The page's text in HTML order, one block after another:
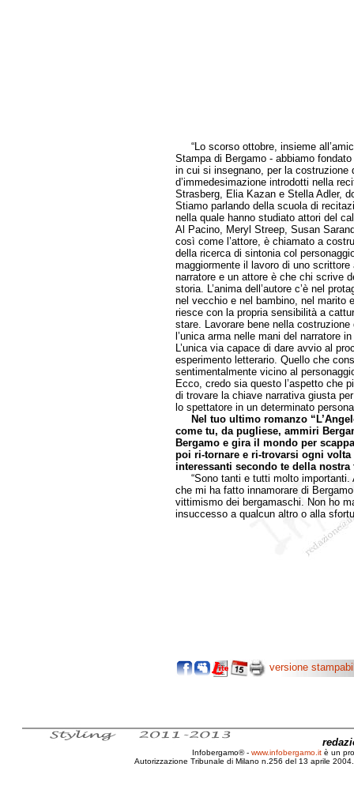
“Lo scorso ottobre, insieme
Stampa di Bergamo - abbiamo
in cui si insegnano, per la
d’immedesimazione introdotti nella
Strasberg, Elia Kazan e Stella Adler,
Stiamo parlando della scuola di
nella quale hanno studiato attori del
Al Pacino, Meryl Streep, Susan
così come l’attore, è chiamato a
della ricerca di sintonia col
maggiormente il lavoro di uno
narratore e un attore è che chi scrive
storia. L’anima dell’autore c’è nel
nel vecchio e nel bambino, nel marito
riesce con la propria sensibilità a
stare. Lavorare bene nella
l’unica arma nelle mani del narratore
L’unica via capace di dare avvio al
esperimento letterario. Quello che
sentimentalmente vicino al
Ecco, credo sia questo l’aspetto che
di trovare la chiave narrativa giusta
lo spettatore in un determinato
Nel tuo ultimo romanzo
come tu, da pugliese, ammiri
Bergamo e gira il mondo per
poi ri-tornare e ri-trovarsi ogni
interessanti secondo te della
“Sono tanti e tutti molto importanti.
che mi ha fatto innamorare di
vittimismo dei bergamaschi. Non ho
insuccesso a qualcun altro o alla
versione
Infobergamo® - www.infobergamo.it è un
Autorizzazione Tribunale di Milano n.256 del 13 aprile